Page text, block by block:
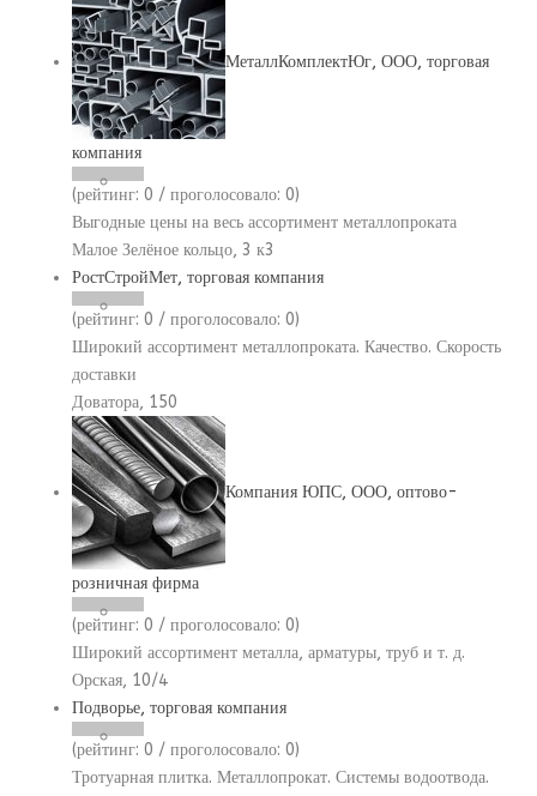
МеталлКомплектЮг, ООО, торговая
компания
(рейтинг: 0 / проголосовало: 0)
Выгодные цены на весь ассортимент металлопроката
Малое Зелёное кольцо, 3 к3
РостСтройМет, торговая компания
(рейтинг: 0 / проголосовало: 0)
Широкий ассортимент металлопроката. Качество. Скорость
доставки
Доватора, 150
Компания ЮПС, ООО, оптово-
розничная фирма
(рейтинг: 0 / проголосовало: 0)
Широкий ассортимент металла, арматуры, труб и т. д.
Орская, 10/4
Подворье, торговая компания
(рейтинг: 0 / проголосовало: 0)
Тротуарная плитка. Металлопрокат. Системы водоотвода.